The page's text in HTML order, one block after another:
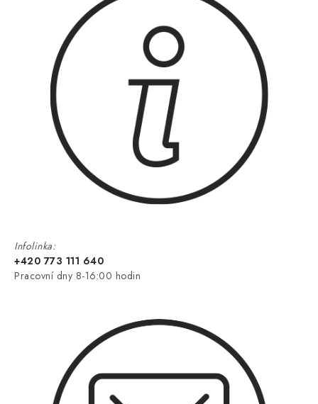
Infolinka:
+420 773 111 640
Pracovní dny 8-16:00 hodin